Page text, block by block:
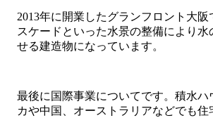
2013年に開業したグランフロント大阪
スケードといった水景の整備により水
せる建造物になっています。
最後に国際事業についてです。積水ハ
カや中国、オーストラリアなどでも住